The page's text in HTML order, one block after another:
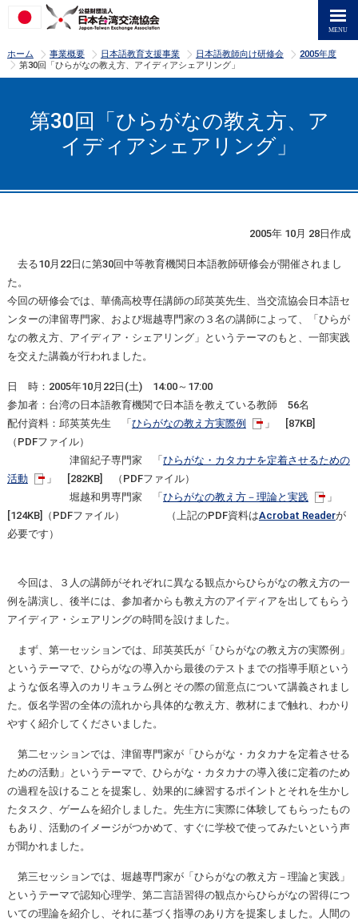
ホーム >
事業概要 >
日本語教育支援事業 >
日本語教師向け研修会 >
2005年度
>
第30回「ひらがなの教え方、アイディアシェアリング」
第30回「ひらがなの教え方、ア
イディアシェアリング」
2005年 10月 28日作成
去る10月22日に第30回中等教育機関日本語教師研修会が開催されまし
た。
今回の研修会では、華僑高校専任講師の邱英英先生、当交流協会日本語セ
ンターの津留専門家、および堀越専門家の３名の講師によって、「ひらが
なの教え方、アイディア・シェアリング」というテーマのもと、一部実践
を交えた講義が行われました。
日 時：2005年10月22日(土) 14:00～17:00
参加者：台湾の日本語教育機関で日本語を教えている教師 56名
配付資料：邱英英先生 「 ひらがなの教え方実際例 」
[87KB]
（PDFファイル）
津留紀子専門家 「 ひらがな・カタカナを定着させるための
活動
」 [282KB] （PDFファイル）
堀越和男専門家 「 ひらがなの教え方－理論と実践
」
[124KB]（PDFファイル）
（上記のPDF資料はAcrobat Readerが
必要です）
今回は、３人の講師がそれぞれに異なる観点からひらがなの教え方の一
例を講演し、後半には、参加者からも教え方のアイディアを出してもらう
アイディア・シェアリングの時間を設けました。
まず、第一セッションでは、邱英英氏が「ひらがなの教え方の実際例」
というテーマで、ひらがなの導入から最後のテストまでの指導手順という
ような仮名導入のカリキュラム例とその際の留意点について講義されまし
た。仮名学習の全体の流れから具体的な教え方、教材にまで触れ、わかり
やすく紹介してくださいました。
第二セッションでは、津留専門家が「ひらがな・カタカナを定着させる
ための活動」というテーマで、ひらがな・カタカナの導入後に定着のため
の過程を設けることを提案し、効果的に練習するポイントとそれを生かし
たタスク、ゲームを紹介しました。先生方に実際に体験してもらったもの
もあり、活動のイメージがつかめて、すぐに学校で使ってみたいという声
が聞かれました。
第三セッションでは、堀越専門家が「ひらがなの教え方－理論と実践」
というテーマで認知心理学、第二言語習得の観点からひらがなの習得につ
いての理論を紹介し、それに基づく指導のあり方を提案しました。人間の